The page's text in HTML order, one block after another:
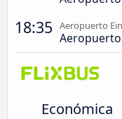
18:35 Aeropuerto
Económica